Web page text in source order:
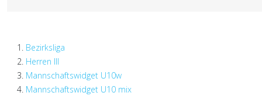
Bezirksliga
Herren III
Mannschaftswidget U10w
Mannschaftswidget U10 mix